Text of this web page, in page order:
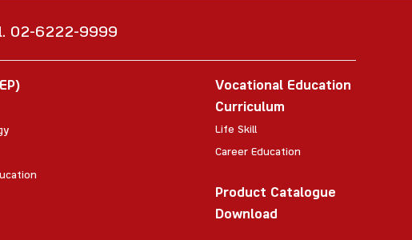
02-6222-9999
Vocational Education
Curriculum
Life Skill
Career Education
Product Catalogue
Download